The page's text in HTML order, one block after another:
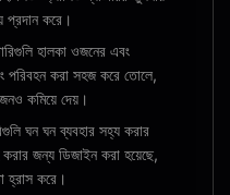
প্রদান করে।
হালকা ওজনের এবং
পরিবহন করা সহজ করে তোলে,
কমিয়ে দেয়।
ঘন ঘন ব্যবহার সহ্য করার
জন্য ডিজাইন করা হয়েছে,
হ্রাস করে।